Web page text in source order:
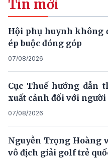
Tin mới
Hội phụ huynh không
ép buộc đóng góp
07/08/2026
Cục Thuế hướng dẫn
xuất cảnh đối với
07/08/2026
Nguyễn Trọng Hoàng
vô địch giải golf trẻ